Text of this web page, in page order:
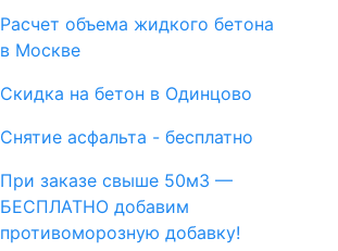
Расчет объема жидкого бетона
в Москве
Скидка на бетон в Одинцово
Снятие асфальта - бесплатно
При заказе свыше 50м3 —
БЕСПЛАТНО добавим
противоморозную добавку!